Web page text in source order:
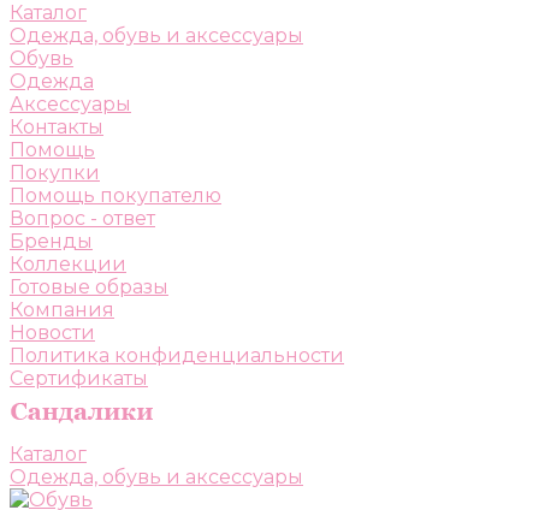
Каталог
Одежда, обувь и аксессуары
Обувь
Одежда
Аксессуары
Контакты
Помощь
Покупки
Помощь покупателю
Вопрос - ответ
Бренды
Коллекции
Готовые образы
Компания
Новости
Политика конфиденциальности
Сертификаты
Каталог
Одежда, обувь и аксессуары